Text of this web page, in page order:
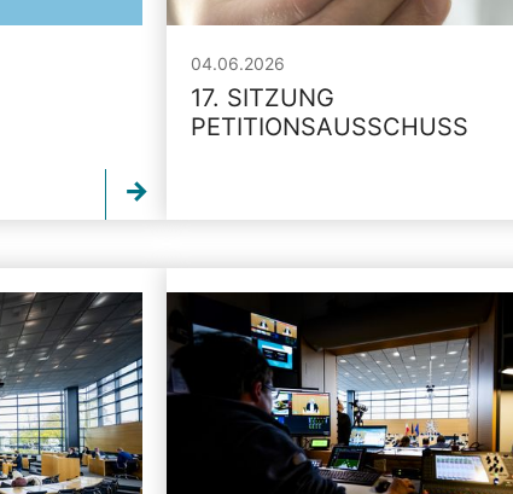
04.06.2026
17. SITZUNG
PETITIONSAUSSCHUSS